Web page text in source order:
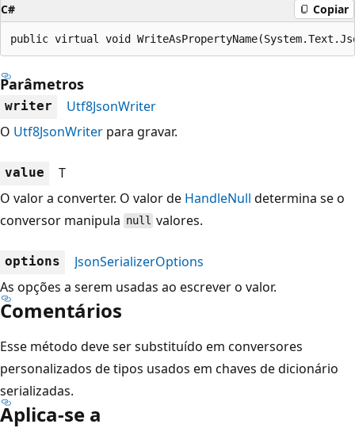
C# Copiar
public virtual void
Parâmetros
writer
Utf8JsonWriter
O Utf8JsonWriter para gravar.
value
T
O valor a converter. O valor de HandleNull determina se o
conversor manipula null valores.
options
JsonSerializerOptions
As opções a serem usadas ao escrever o valor.
Comentários
Esse método deve ser substituído em conversores
personalizados de tipos usados em chaves de dicionário
serializadas.
Aplica-se a